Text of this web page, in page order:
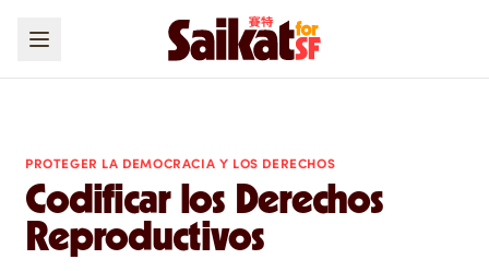
PROTEGER LA DEMOCRACIA Y LOS DERECHOS
Codificar los Derechos
Reproductivos